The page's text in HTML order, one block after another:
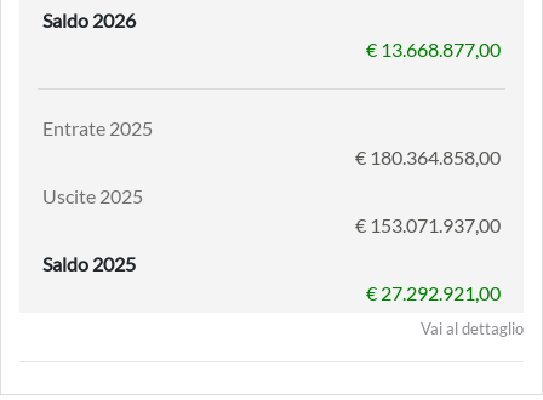
Saldo 2026
€ 13.668.877,00
Entrate 2025
€ 180.364.858,00
Uscite 2025
€ 153.071.937,00
Saldo 2025
€ 27.292.921,00
Vai al dettaglio